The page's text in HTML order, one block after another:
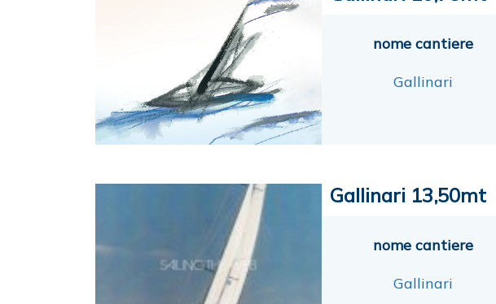
nome cantiere
Gallinari
Gallinari 13,50mt
nome cantiere
Gallinari